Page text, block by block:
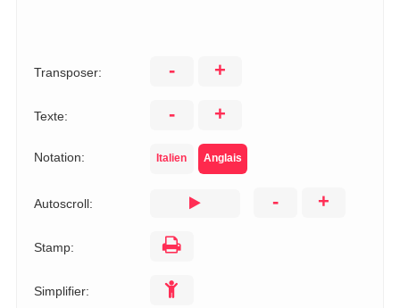
Transposer: - +
Texte: - +
Notation: Italien Anglais
Autoscroll: - +
Stamp:
Simplifier: